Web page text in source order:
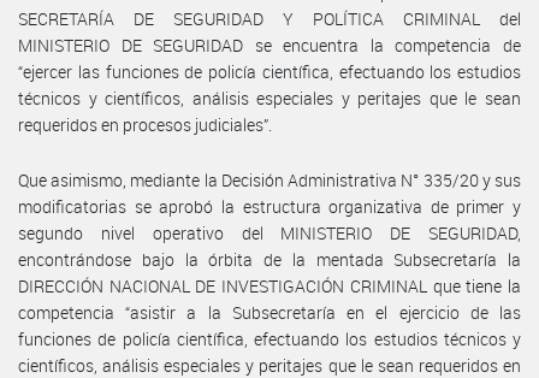
SECRETARÍA DE SEGURIDAD Y POLÍTICA CRIMINAL del
MINISTERIO DE SEGURIDAD se encuentra la competencia de
“ejercer las funciones de policía científica, efectuando los estudios
técnicos y científicos, análisis especiales y peritajes que le sean
requeridos en procesos judiciales”.
Que asimismo, mediante la Decisión Administrativa N° 335/20 y sus
modificatorias se aprobó la estructura organizativa de primer y
segundo nivel operativo del MINISTERIO DE SEGURIDAD,
encontrándose bajo la órbita de la mentada Subsecretaría la
DIRECCIÓN NACIONAL DE INVESTIGACIÓN CRIMINAL que tiene la
competencia “asistir a la Subsecretaría en el ejercicio de las
funciones de policía científica, efectuando los estudios técnicos y
científicos, análisis especiales y peritajes que le sean requeridos en